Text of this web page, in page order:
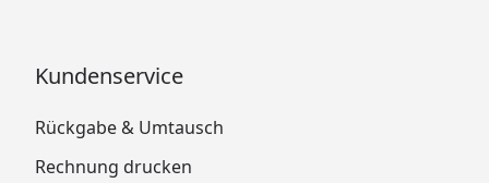
Kundenservice
Rückgabe & Umtausch
Rechnung drucken